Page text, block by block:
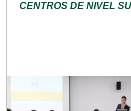
CENTROS DE NIVEL